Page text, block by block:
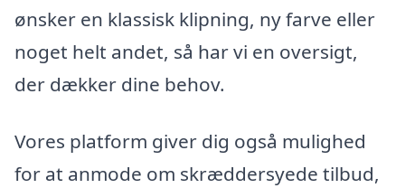
ønsker en klassisk klipning, ny farve eller
noget helt andet, så har vi en oversigt,
der dækker dine behov.
Vores platform giver dig også mulighed
for at anmode om skræddersyede tilbud,